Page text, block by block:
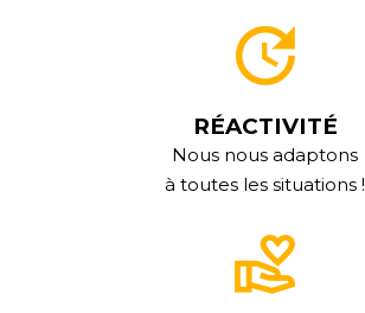
RÉACTIVITÉ
Nous nous adaptons
à toutes les situations !